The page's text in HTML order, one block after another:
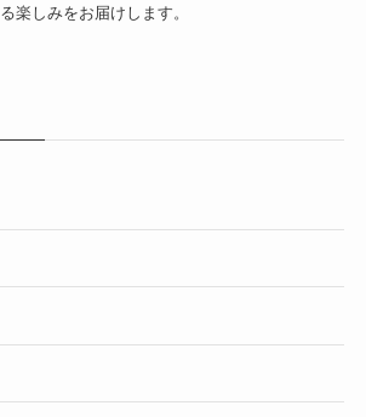
る楽しみをお届けします。